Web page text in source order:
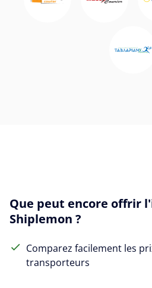
Que peut encore offrir
Shiplemon ?
Comparez facilement les
transporteurs